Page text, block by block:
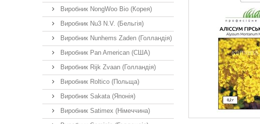
Виробник NongWoo Bio (Корея)
Виробник Nu3 N.V. (Бельгія)
Виробник Nunhems Zaden (Голландія)
Виробник Pan American (США)
Виробник Rijk Zvaan (Голландія)
Виробник Roltico (Польща)
Виробник Sakata (Японія)
Виробник Satimex (Німеччина)